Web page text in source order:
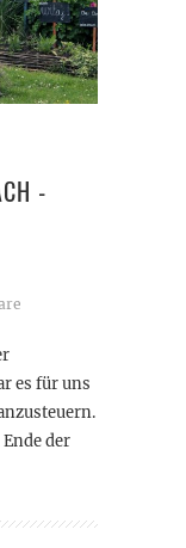
-
es für uns
der